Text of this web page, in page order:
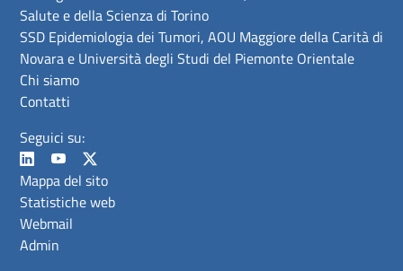
Salute e della Scienza di Torino
SSD Epidemiologia dei Tumori, AOU Maggiore della Carità di
Novara e Università degli Studi del Piemonte Orientale
Chi siamo
Contatti
Seguici su:
Mappa del sito
Statistiche web
Webmail
Admin